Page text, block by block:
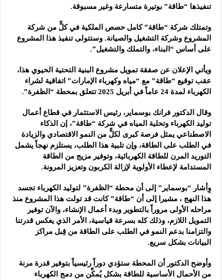
تنفيذها “طاقة” بوتيرة متسارعة وغير مسبوقة.
وتمتلك شركة “طاقة” كامل حصص الملكية في كلٍّ من شركة
المشروع وشركة التشغيل والصيانة. وستتولى تنفيذ هذا المشروع
على أساس “البناء، والتملك والتشغيل”.
ويأتي الإعلان عن صفقة تمويل مشروع البنية التحتية الحيوي هذا،
عقب توقيع “طاقة” مع “مياه وكهرباء الإمارات” اتفاقية لشراء
الكهرباء لمدة 24 عاماً في أبريل 2025 تتعلق بمحطة “الظفرة”.
وقال الدكتور فرانك بوسماير، رئيس الاستثمار في قطاع أعمال
توليد الكهرباء وتحلية المياه في شركة “طاقة”، إن الذكاء
الاصطناعي يمثل فرصة كبرى لكلٍّ من النمو الاقتصادي والزيادة
في الطلب على الطاقة، وإن تلبية هذا الطلب، يستلزم نهجاً يشمل
التوريد المرن للطاقة الكهربائية، وتوفير مزيج من الطاقة
المستدامة لإعطاء الأولوية لإزالة الكربون وتعزيز المرونة.
وِأشار “بوسماير” إلى أن محطة “الظفرة” لتوليد الكهرباء تجسد
هذا النهج ، مشيرا إلى أن “طاقة” كانت قد تولت هذا المشروع منذ
مراحله الأولى مروراً بالتطوير وبدء أعمال الإنشاء، والآن توفير
التمويل اللازم، وذلك كله بسرعة قياسية، الأمر الذي يعكس قدرتنا
والتزامنا بدعم النمو في الطلب على الطاقة من قِبل مراكز
البيانات بشكل سريع.
وأوضح الدكتور أن المحطة ستؤدي دوراً رئيسياً بتوفير قدرة مرنة
من الأحمال الأساسية للطاقة بشكل يُمكِّن من دمج الكهرباء